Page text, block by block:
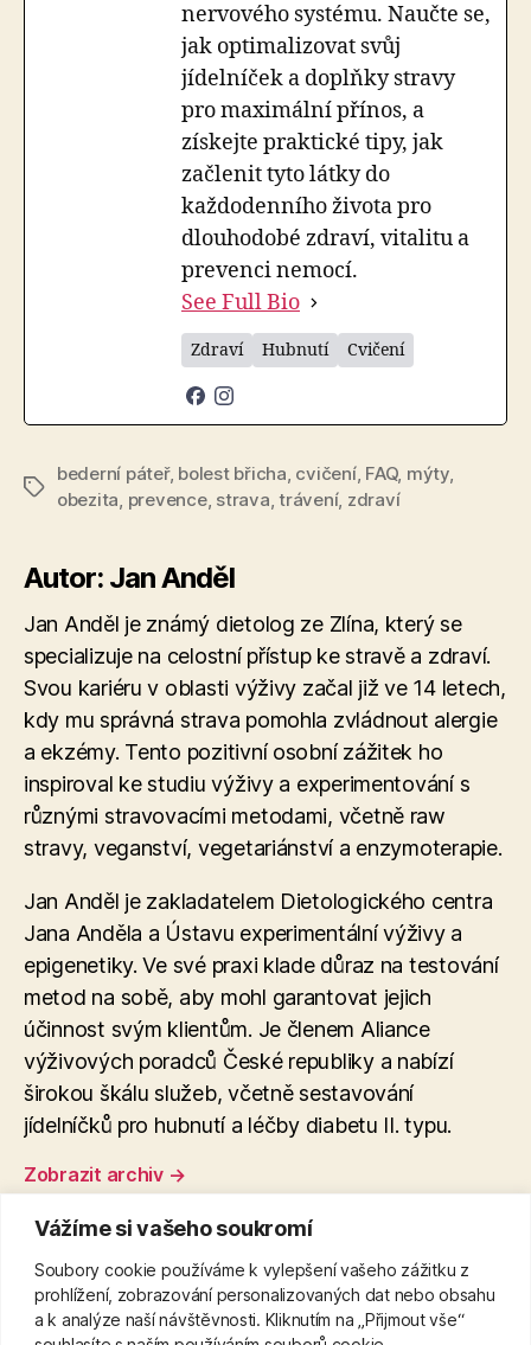
Vážíme si vašeho soukromí
Soubory cookie používáme k vylepšení vašeho zážitku z
prohlížení, zobrazování personalizovaných dat nebo obsahu
a k analýze naší návštěvnosti. Kliknutím na „Přijmout vše“
nervového systému. Naučte se,
jak optimalizovat svůj
jídelníček a doplňky stravy
pro maximální přínos, a
získejte praktické tipy, jak
začlenit tyto látky do
každodenního života pro
dlouhodobé zdraví, vitalitu a
prevenci nemocí.
See Full Bio
Zdraví Hubnutí Cvičení
Štítky
bederní páteř, bolest břicha, cvičení, FAQ, mýty,
obezita, prevence, strava,trávení, zdraví
Autor: Jan Anděl
Jan Anděl je známý dietolog ze Zlína, který se
specializuje na celostní přístup ke stravě a zdraví.
Svou kariéru v oblasti výživy začal již ve 14 letech,
kdy mu správná strava pomohla zvládnout alergie
a ekzémy. Tento pozitivní osobní zážitek ho
inspiroval ke studiu výživy a experimentování s
různými stravovacími metodami, včetně raw
stravy, veganství, vegetariánství a enzymoterapie​.
Jan Anděl je zakladatelem Dietologického centra
Jana Anděla a Ústavu experimentální výživy a
epigenetiky. Ve své praxi klade důraz na testování
metod na sobě, aby mohl garantovat jejich
účinnost svým klientům. Je členem Aliance
výživových poradců České republiky a nabízí
širokou škálu služeb, včetně sestavování
jídelníčků pro hubnutí a léčby diabetu II. typu.
Zobrazit archiv →
← Příčiny a řešení bolesti levé strany břicha
→ Výhody a nevýhody neoprenového pásu na